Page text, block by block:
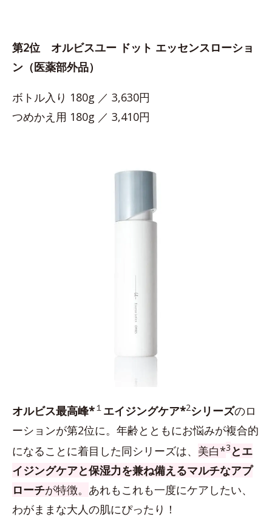
第2位 オルビスユー ドット エッセンスローショ
ン（医薬部外品）
ボトル入り 180g ／ 3,630円
つめかえ用 180g ／ 3,410円
オルビス最高峰*１ エイジングケア*2シリーズのロ
ーションが第2位に。年齢とともにお悩みが複合的
になることに着目した同シリーズは、 美白*3 とエ
イジングケアと保湿力を兼ね備えるマルチなアプ
ローチが特徴。 あれもこれも一度にケアしたい、
わがままな大人の肌にぴったり！